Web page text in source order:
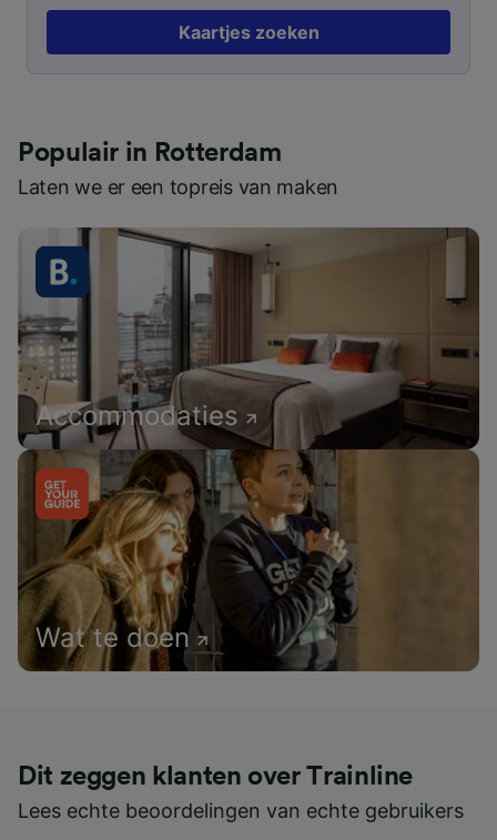
Kaartjes zoeken
Populair in Rotterdam
Laten we er een topreis van maken
Accommodaties
Wat te doen
Dit zeggen klanten over Trainline
Lees echte beoordelingen van echte gebruikers